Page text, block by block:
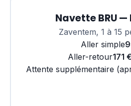
Navette BRU —
Zaventem, 1 à 15
Aller simple
Aller-retour171 €
Attente supplémentaire